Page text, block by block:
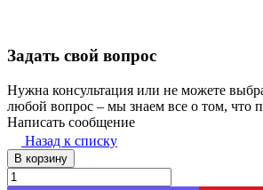
Задать свой вопрос
Нужна консультация или не можете
любой вопрос – мы знаем все о том, что
Написать сообщение
Назад к списку
В корзину